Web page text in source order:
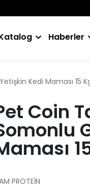
Haberler
Kedi Maması 15
Coin
PROTEİN